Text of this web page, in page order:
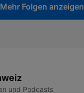
Mehr Folgen anzeigen
und Podcasts